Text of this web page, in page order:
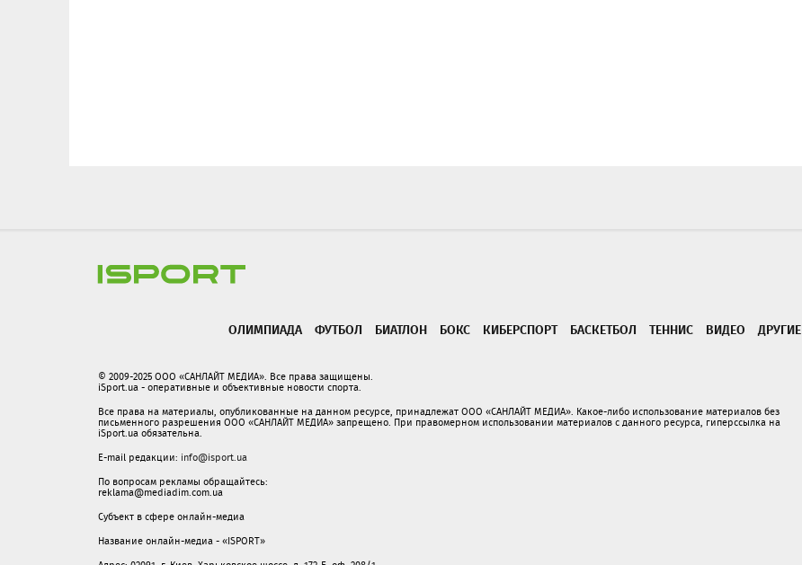
ОЛИМПИАДА ФУТБОЛ БИАТЛОН БОКС КИБЕРСПОРТ БАСКЕТБОЛ ТЕННИС ВИДЕО ДРУГИЕ
© 2009-2025 ООО «САНЛАЙТ МЕДИА». Все права защищены.
iSport.ua - оперативные и объективные новости спорта.
Все права на материалы, опубликованные на данном ресурсе, принадлежат ООО «САНЛАЙТ МЕДИА». Какое-либо использование материалов без
письменного разрешения ООО «САНЛАЙТ МЕДИА» запрещено. При правомерном использовании материалов с данного ресурса, гиперссылка на
iSport.ua обязательна.
E-mail редакции: info@isport.ua
По вопросам рекламы обращайтесь:
reklama@mediadim.com.ua
Субъект в сфере онлайн-медиа
Название онлайн-медиа - «ISPORT»